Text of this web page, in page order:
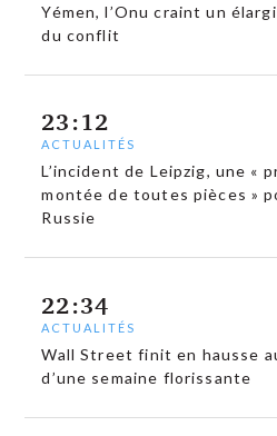
Yémen, l’Onu craint un
du conflit
23:12
ACTUALITÉS
L’incident de Leipzig, une «
montée de toutes pièces »
Russie
22:34
ACTUALITÉS
Wall Street finit en hausse
d’une semaine florissante